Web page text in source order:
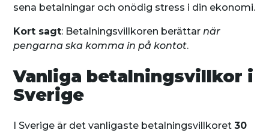
sena betalningar och onödig stress i din ekonomi.
Kort sagt: Betalningsvillkoren berättarnär
pengarna ska komma in på kontot.
Vanliga betalningsvillkor i
Sverige
I Sverige är det vanligaste betalningsvillkoret30